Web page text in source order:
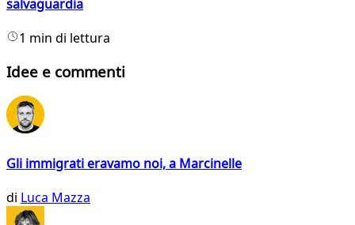
salvaguardia
1 min di lettura
Idee e commenti
Gli immigrati eravamo noi, a Marcinelle
di Luca Mazza